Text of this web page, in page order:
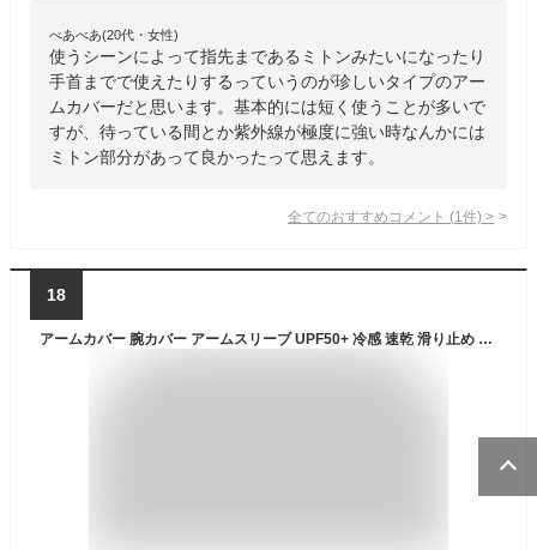
べあべあ(20代・女性)
使うシーンによって指先まであるミトンみたいになったり
手首までで使えたりするっていうのが珍しいタイプのアー
ムカバーだと思います。基本的には短く使うことが多いで
すが、待っている間とか紫外線が極度に強い時なんかには
ミトン部分があって良かったって思えます。
全てのおすすめコメント (1 件) >
18
アームカバー 腕カバー アームスリーブ UPF50+ 冷感 速乾 滑り止め スポーツ活動用 軽量 男女兼用 両腕/セット(迷彩2,S)